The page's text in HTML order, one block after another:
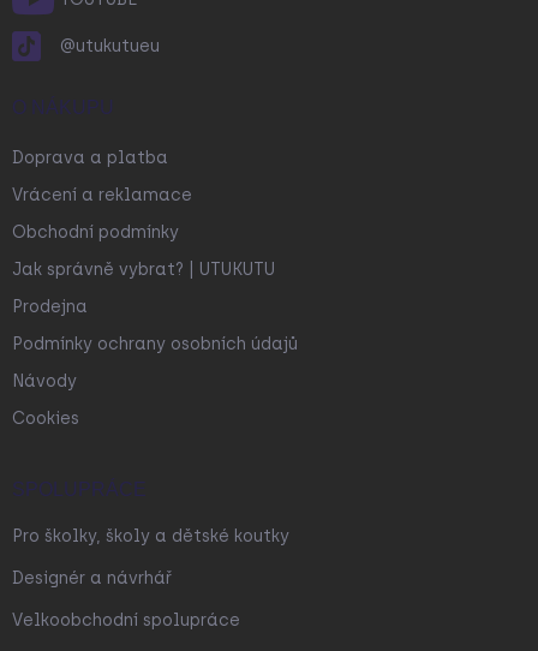
@utukutueu
O NÁKUPU
Doprava a platba
Vrácení a reklamace
Obchodní podmínky
Jak správně vybrat? | UTUKUTU
Prodejna
Podmínky ochrany osobních údajů
Návody
Cookies
SPOLUPRÁCE
Pro školky, školy a dětské koutky
Designér a návrhář
Velkoobchodní spolupráce